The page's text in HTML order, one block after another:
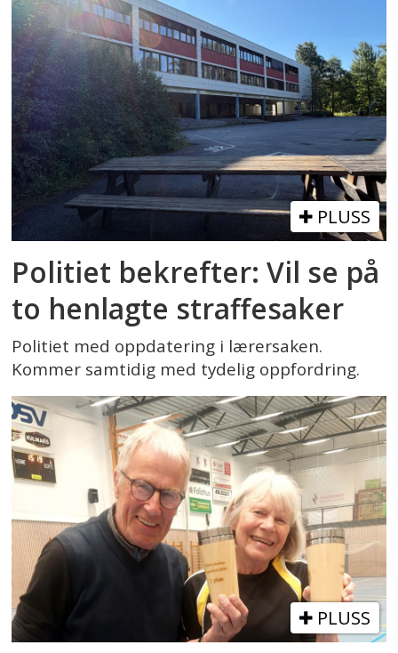
PLUSS
Politiet bekrefter: Vil se på
to henlagte straffesaker
Politiet med oppdatering i lærersaken.
Kommer samtidig med tydelig oppfordring.
PLUSS